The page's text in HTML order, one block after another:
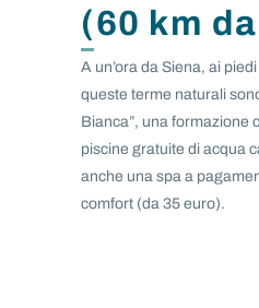
(60 km
A un’ora da Siena, ai
queste terme naturali
Bianca”, una formazione
piscine gratuite di acqua
anche una spa a
comfort (da 35 euro).